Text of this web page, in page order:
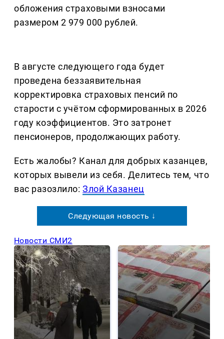
обложения страховыми взносами
размером 2 979 000 рублей.
В августе следующего года будет
проведена беззаявительная
корректировка страховых пенсий по
старости с учётом сформированных в 2026
году коэффициентов. Это затронет
пенсионеров, продолжающих работу.
Есть жалобы? Канал для добрых казанцев,
которых вывели из себя. Делитеcь тем, что
вас разозлило:Злой Казанец
Следующая новость ↓
Новости СМИ2